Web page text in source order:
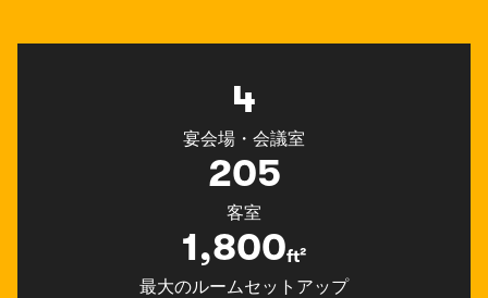
4
宴会場・会議室
205
客室
1,800ft²
ft²
最大のルームセットアップ